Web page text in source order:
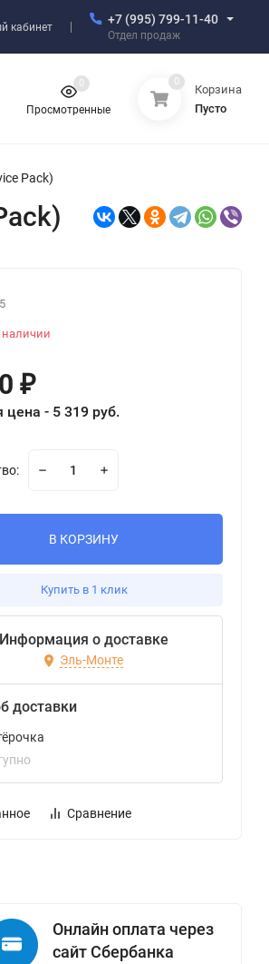
кабинет
+7 (995) 799-11-40
Отдел продаж
Просмотренные
0 0
Корзина
Пусто
Pack)
наличии
₽
цена - 5 319 руб.
В КОРЗИНУ
Купить в 1 клик
Информация о доставке
Эль-Монте
доставки
Сравнение
Онлайн оплата через
сайт Сбербанка